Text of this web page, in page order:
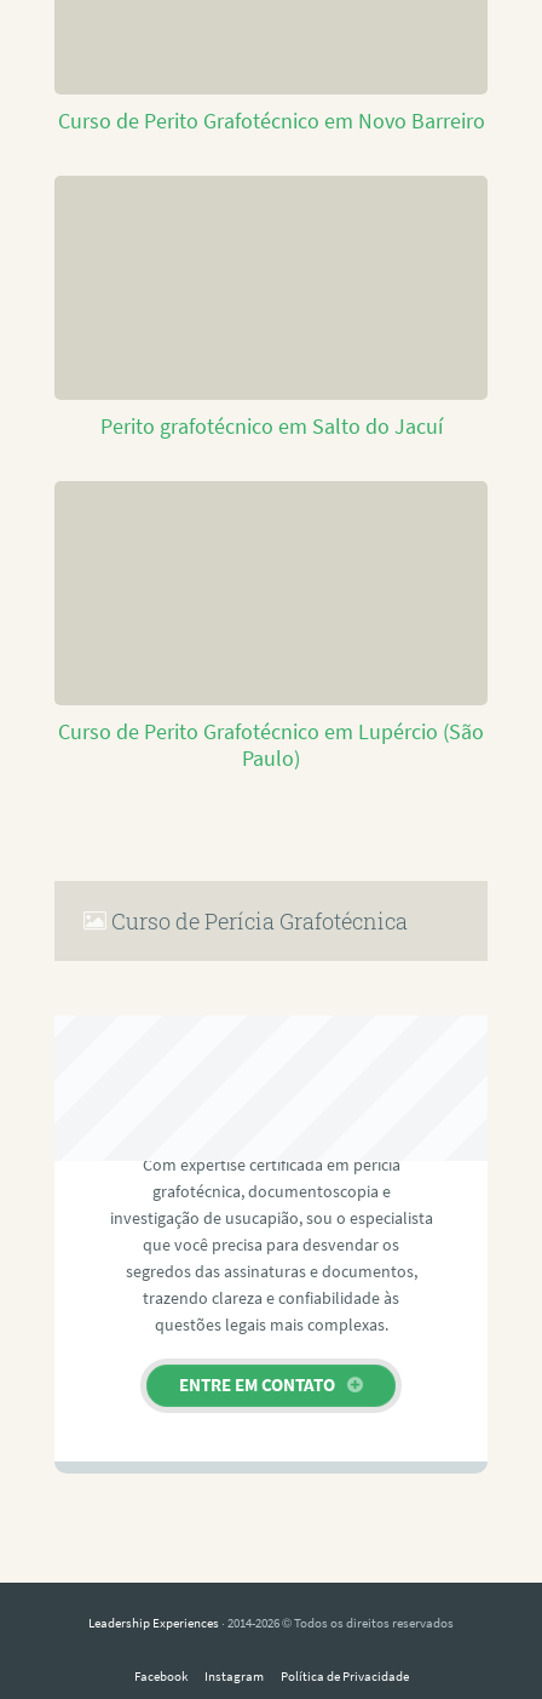
Curso de Perito Grafotécnico em Novo Barreiro
Perito grafotécnico em Salto do Jacuí
Curso de Perito Grafotécnico em Lupércio (São
Paulo)
Curso de Perícia Grafotécnica
Com expertise certificada em perícia
grafotécnica, documentoscopia e
investigação de usucapião, sou o especialista
que você precisa para desvendar os
segredos das assinaturas e documentos,
trazendo clareza e confiabilidade às
questões legais mais complexas.
ENTRE EM CONTATO
Leadership Experiences · 2014-2026 © Todos os direitos reservados
Facebook Instagram Política de Privacidade